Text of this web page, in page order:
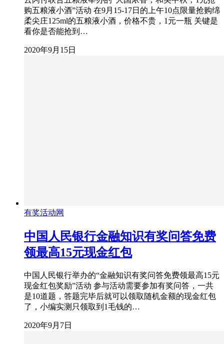
购五粮液小酒”活动 在9月15-17日的上午10点限量抢购绵
柔尖庄125ml的五粮液小酒，价格不贵，1元一瓶 关键是
看你是否能抢到…
2020年9月15日
有奖活动网
中国人民银行金融知识有奖问答免费
领最高15元现金红包
中国人民银行举办的“金融知识有奖问答免费领最高15元
现金红包奖励”活动 参与活动需要参加有奖问答，一共
是10道题，答题完毕后就可以领取随机金额的现金红包
了，小编实测只领取到1毛钱的…
2020年9月7日